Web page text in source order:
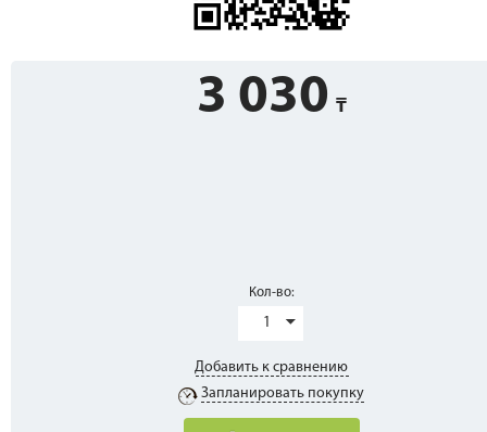
3 030
Кол-во:
1
Добавить к сравнению
Запланировать покупку